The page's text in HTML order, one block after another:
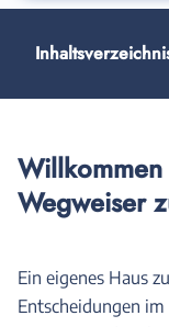
Wegweiser
Ein eigenes Haus
Entscheidungen